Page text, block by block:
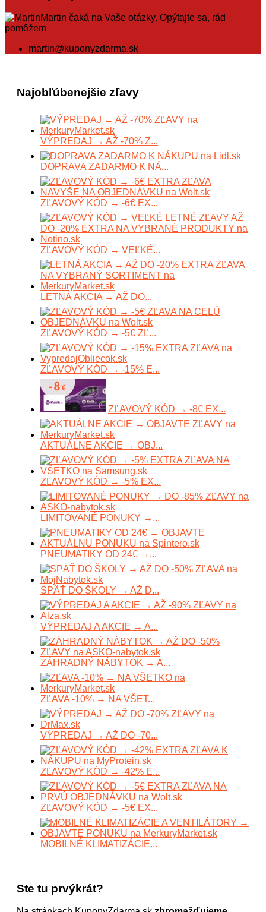
Martin čaká na Vaše otázky. Opýtajte sa, rád
pomôžem
martin@kuponyzdarma.sk
Najobľúbenejšie zľavy
VÝPREDAJ → AŽ -70% Z...
DOPRAVA ZADARMO K NÁ...
ZĽAVOVÝ KÓD → -6€ EX...
ZĽAVOVÝ KÓD → VEĽKÉ...
LETNÁ AKCIA → AŽ DO...
ZĽAVOVÝ KÓD → -5€ ZĽ...
ZĽAVOVÝ KÓD → -15% E...
ZĽAVOVÝ KÓD → -8€ EX...
AKTUÁLNE AKCIE → OBJ...
ZĽAVOVÝ KÓD → -5% EX...
LIMITOVANÉ PONUKY →...
PNEUMATIKY OD 24€ →...
SPÄŤ DO ŠKOLY → AŽ D...
VÝPREDAJ A AKCIE → A...
ZÁHRADNÝ NÁBYTOK → A...
ZĽAVA -10% → NA VŠET...
VÝPREDAJ → AŽ DO -70...
ZĽAVOVÝ KÓD → -42% E...
ZĽAVOVÝ KÓD → -5€ EX...
MOBILNÉ KLIMATIZÁCIE...
Ste tu prvýkrát?